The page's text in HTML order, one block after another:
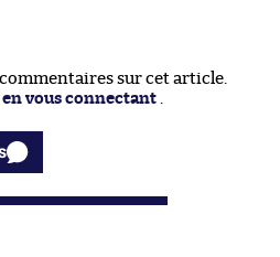
sur cet article.
en vous connectant